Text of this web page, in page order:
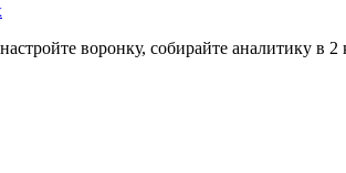
воронку, собирайте аналитику в 2